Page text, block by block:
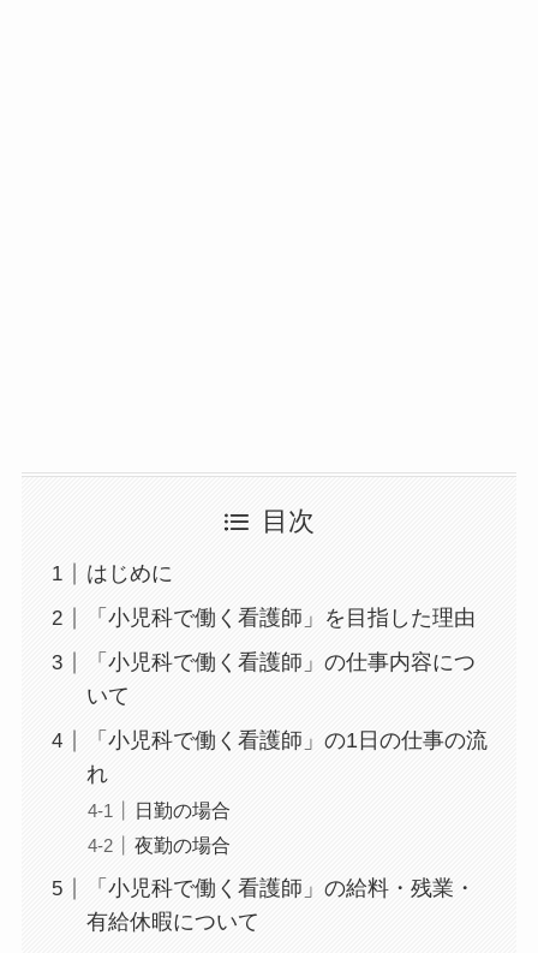
目次
はじめに
「小児科で働く看護師」を目指した理由
「小児科で働く看護師」の仕事内容につ
いて
「小児科で働く看護師」の1日の仕事の流
れ
日勤の場合
夜勤の場合
「小児科で働く看護師」の給料・残業・
有給休暇について